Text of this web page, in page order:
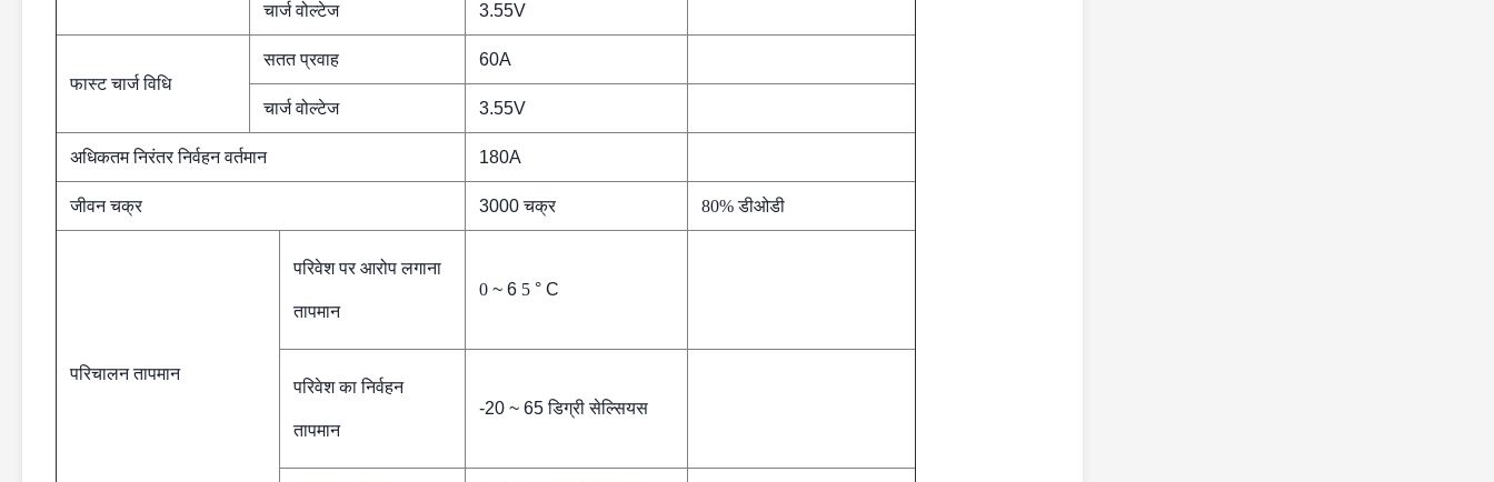
चार्ज वोल्टेज 3.55V
फास्ट चार्ज विधि
सतत प्रवाह 60A
चार्ज वोल्टेज 3.55V
अधिकतम निरंतर निर्वहन वर्तमान 180A
जीवन चक्र 3000 चक्र 80% डीओडी
परिचालन तापमान
परिवेश पर आरोप लगाना
तापमान
0 ~ 6 5 ° C
परिवेश का निर्वहन
तापमान
-20 ~ 65 डिग्री सेल्सियस